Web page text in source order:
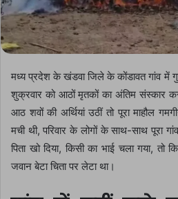
मध्य प्रदेश के खंडवा जिले के कोंडावत गांव में
शुक्रवार को आठों मृतकों का अंतिम संस्कार
आठ शवों की अर्थियां उठीं तो पूरा माहौल
मची थी, परिवार के लोगों के साथ-साथ पूरा
पिता खो दिया, किसी का भाई चला गया,
जवान बेटा चिता पर लेटा था।